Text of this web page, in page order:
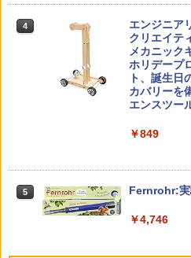
4
「ことばで
ち 誰が〈
￥1,870
ゼロからわ
￥1,430
￥4,046
Amazon
チ) ディズ
対象年齢6
ンツが1年間
￥26,980
5
くもん出版
上 KUMON
戦！編
￥1,320
OK（重版
4
エンジニア
クリエイテ
メカニック
ホリデープ
ト、誕生日
カバリーを
エンスツー
￥849
5 Fernrohr:実
￥4,746